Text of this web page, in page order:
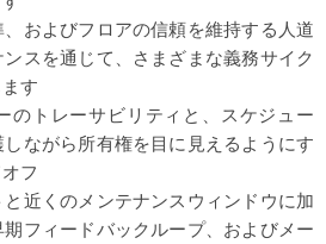
およびフロアの信頼を維持する人道
スを通じて、さまざまな義務サイク
す
のトレーサビリティと、スケジュー
ながら所有権を目に見えるようにす
フ
近くのメンテナンスウィンドウに加
フィードバックループ、およびメー